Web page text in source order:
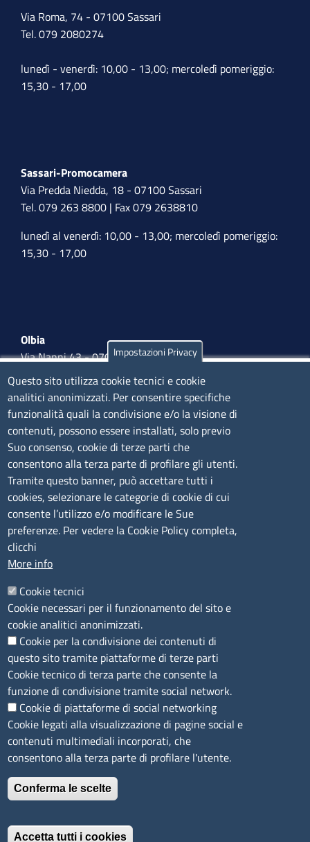
Via Roma, 74 - 07100 Sassari
Tel. 079 2080274
lunedì - venerdì: 10,00 - 13,00; mercoledì pomeriggio:
15,30 - 17,00
Sassari-Promocamera
Via Predda Niedda, 18 - 07100 Sassari
Tel. 079 263 8800 | Fax 079 2638810
lunedì al venerdì: 10,00 - 13,00; mercoledì pomeriggio:
15,30 - 17,00
Olbia
Via Nanni 43 - 07026 Olbia
Tel. 0789 66122 | 0789 69580
mail: ufficio.olbia@ss.camcom.it
lunedì al venerdì: 9,00 - 12,00; lunedì pomeriggio: 16,00
- 17,00
CONTATTI
Camera di Commercio, Industria, Artigianato e
Agricoltura di Sassari
PEC
P.IVA01047570906
Codice Fiscale
Codice Univoco per le fatture elettroniche: UFPXFS
LINK UTILI
Segnalazione di illecito
Amministrazione Trasparente
Accesso riservato
Dichiarazione di accessibilità
Mappa del sito
È un servizio realizzato da
Impostazioni Privacy
Questo sito utilizza cookie tecnici e cookie
analitici anonimizzati. Per consentire specifiche
funzionalità quali la condivisione e/o la visione di
contenuti, possono essere installati, solo previo
Suo consenso, cookie di terze parti che
consentono alla terza parte di profilare gli utenti.
Tramite questo banner, può accettare tutti i
cookies, selezionare le categorie di cookie di cui
consente l’utilizzo e/o modificare le Sue
preferenze. Per vedere la Cookie Policy completa,
clicchi
More info
Cookie tecnici
Cookie necessari per il funzionamento del sito e
cookie analitici anonimizzati.
Cookie per la condivisione dei contenuti di
questo sito tramite piattaforme di terze parti
Cookie tecnico di terza parte che consente la
funzione di condivisione tramite social network.
Cookie di piattaforme di social networking
Cookie legati alla visualizzazione di pagine social e
contenuti multimediali incorporati, che
consentono alla terza parte di profilare l'utente.
Conferma le scelte
Accetta tutti i cookies